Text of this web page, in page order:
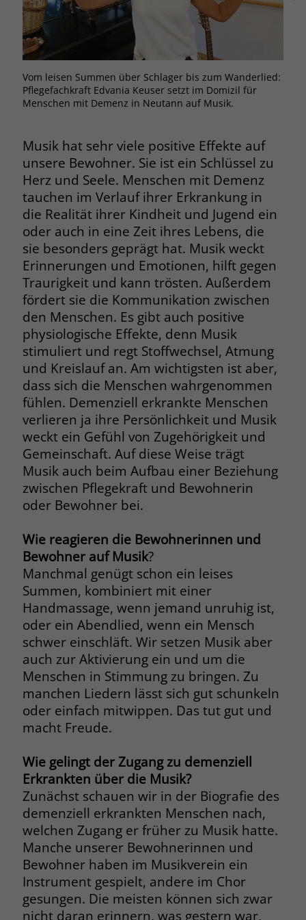
Vom leisen Summen über Schlager bis zum Wanderlied:
Pflegefachkraft Edvania Keuser setzt im Domizil für
Menschen mit Demenz in Neutann auf Musik.
Musik hat sehr viele positive Effekte auf
unsere Bewohner. Sie ist ein Schlüssel zu
Herz und Seele. Menschen mit Demenz
tauchen im Verlauf ihrer Erkrankung in
die Realität ihrer Kindheit und Jugend ein
oder auch in eine Zeit ihres Lebens, die
sie besonders geprägt hat. Musik weckt
Erinnerungen und Emotionen, hilft gegen
Traurigkeit und kann trösten. Außerdem
fördert sie die Kommunikation zwischen
den Menschen. Es gibt auch positive
physiologische Effekte, denn Musik
stimuliert und regt Stoffwechsel, Atmung
und Kreislauf an. Am wichtigsten ist aber,
dass sich die Menschen wahrgenommen
fühlen. Demenziell erkrankte Menschen
verlieren ja ihre Persönlichkeit und Musik
weckt ein Gefühl von Zugehörigkeit und
Gemeinschaft. Auf diese Weise trägt
Musik auch beim Aufbau einer Beziehung
zwischen Pflegekraft und Bewohnerin
oder Bewohner bei.
Wie reagieren die Bewohnerinnen und
Bewohner auf Musik?
Manchmal genügt schon ein leises
Summen, kombiniert mit einer
Handmassage, wenn jemand unruhig ist,
oder ein Abendlied, wenn ein Mensch
schwer einschläft. Wir setzen Musik aber
auch zur Aktivierung ein und um die
Menschen in Stimmung zu bringen. Zu
manchen Liedern lässt sich gut schunkeln
oder einfach mitwippen. Das tut gut und
macht Freude.
Wie gelingt der Zugang zu demenziell
Erkrankten über die Musik?
Zunächst schauen wir in der Biografie des
demenziell erkrankten Menschen nach,
welchen Zugang er früher zu Musik hatte.
Manche unserer Bewohnerinnen und
Bewohner haben im Musikverein ein
Instrument gespielt, andere im Chor
gesungen. Die meisten können sich zwar
nicht daran erinnern, was gestern war,
Name PHPSESSID
Anbieter stiftung-liebenau.de
Laufzeit Session
Name cookie_optin
Anbieter www.stiftung-liebenau.de
Laufzeit 1 Monat
Zweck
Behält die Zustimmung des Benutzers
zum Cookie Opt-In
Name __cf_bm
Anbieter .fonts.net
Laufzeit 30 Minuten
Zweck
This cookie, set by Cloudflare, is used to
support Cloudflare Bot Management.
Name JSessionID
Anbieter jobs.stiftung-liebenau.de
Laufzeit Session
Zweck
Behält die Zustände des Benutzers bei
allen Seitenanfragen bei.
Zweck
Browsers und die Einstellungen
exklusiv für diese Website zu speichern.
Dadurch wird gewährleistet, dass
Aktionen, die bei späteren Besuchen
derselben Website durchgeführt
werden, mit derselben
Benutzerkennung verknüpft werden.
Name _clsk
Anbieter www.clarity.ms
Laufzeit 1 Jahr
Zweck
Microsoft Clarity setzt dieses Cookie,
um die Seitenaufrufe eines Benutzers
zu speichern und in einer einzigen
Sitzungsaufzeichnung
zusammenzufassen.
Name _gcl_au
Anbieter Google Ads
Laufzeit 90 Tage
Zweck Enthält eine zufallsgenerierte User-ID.
Name _gcl_aw
Anbieter Google Ads
Zweck
Dieses Cookie wird gesetzt, wenn ein
User über einen Klick auf eine Google
Werbeanzeige auf die Website gelangt.
Es enthält Informationen darüber,
welche Werbeanzeige geklickt wurde,
sodass erzielte Erfolge wie z.B.
Bestellungen oder Kontaktanfragen der
Anzeige zugewiesen werden können.
Name _gcl_dc
Laufzeit 90 Tage
Zweck
Dieses Cookie wird gesetzt, wenn ein
User über einen Klick auf eine Google
Werbeanzeige auf die Website gelangt.
Es enthält Informationen darüber,
welche Werbeanzeige geklickt wurde,
sodass erzielte Erfolge wie z.B.
Bestellungen oder Kontaktanfragen der
Anzeige zugewiesen werden können.